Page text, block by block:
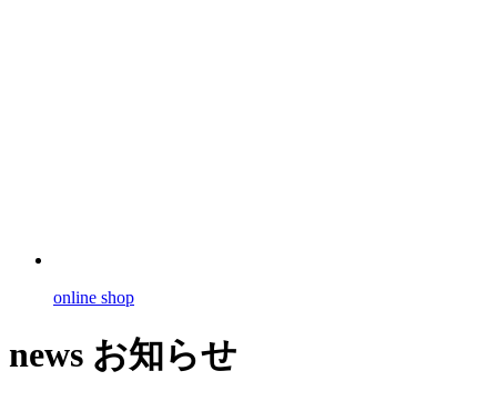
online shop
news お知らせ